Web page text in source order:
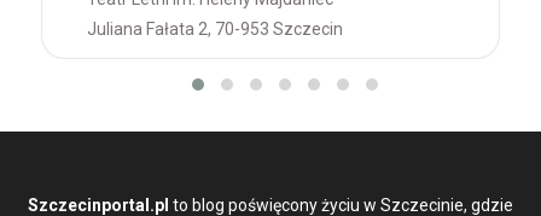
Juliana Fałata 2, 70-953 Szczecin
Szczecinportal.pl to blog poświęcony życiu w Szczecinie, gdzie